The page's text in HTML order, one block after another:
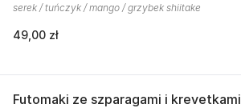
serek / tuńczyk / mango / grzybek shiitake
49,00 zł
Futomaki ze szparagami i krevetkami